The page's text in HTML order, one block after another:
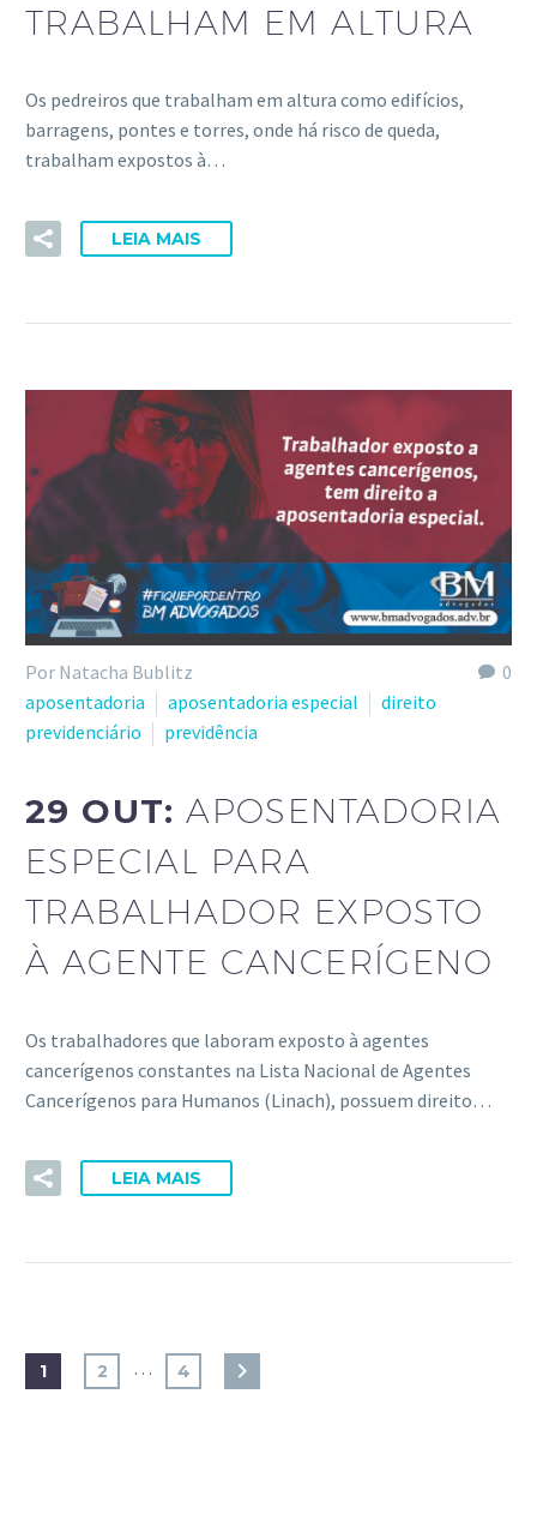
TRABALHAM EM ALTURA
Os pedreiros que trabalham em altura como edifícios,
barragens, pontes e torres, onde há risco de queda,
trabalham expostos à…
LEIA MAIS
0
Por Natacha Bublitz
aposentadoria
aposentadoria especial
direito
previdenciário
previdência
29 OUT:APOSENTADORIA
ESPECIAL PARA
TRABALHADOR EXPOSTO
À AGENTE CANCERÍGENO
Os trabalhadores que laboram exposto à agentes
cancerígenos constantes na Lista Nacional de Agentes
Cancerígenos para Humanos (Linach), possuem direito…
LEIA MAIS
1 2 … 4